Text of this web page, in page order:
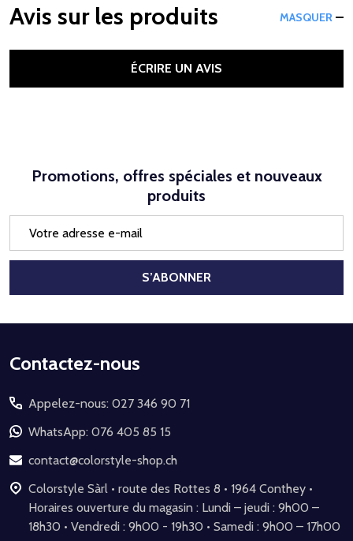
Avis sur les produits MASQUER
ÉCRIRE UN AVIS
Promotions, offres spéciales et nouveaux
produits
mail
S’ABONNER
Début
pied
de
page
Contactez-nous
Appelez-nous: 027 346 90 71
WhatsApp: 076 405 85 15
contact@colorstyle-shop.ch
Colorstyle Sàrl • route des Rottes 8 • 1964 Conthey •
Horaires ouverture du magasin : Lundi – jeudi : 9h00 –
18h30 • Vendredi : 9h00 - 19h30 • Samedi : 9h00 – 17h00